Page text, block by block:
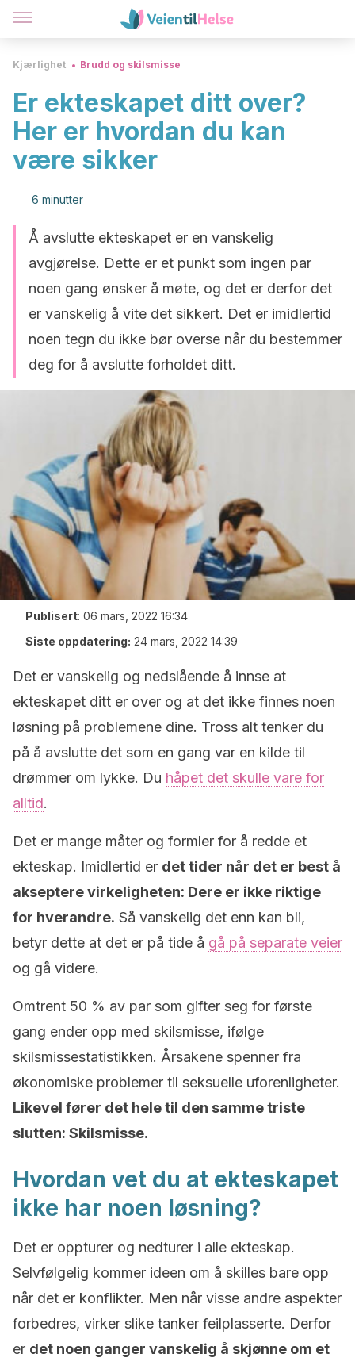
Kjærlighet Brudd og skilsmisse
Er ekteskapet ditt over?
Her er hvordan du kan
være sikker
6 minutter
Å avslutte ekteskapet er en vanskelig
avgjørelse. Dette er et punkt som ingen par
noen gang ønsker å møte, og det er derfor det
er vanskelig å vite det sikkert. Det er imidlertid
noen tegn du ikke bør overse når du bestemmer
deg for å avslutte forholdet ditt.
Publisert: 06 mars, 2022 16:34
Siste oppdatering: 24 mars, 2022 14:39
Det er vanskelig og nedslående å innse at
ekteskapet ditt er over og at det ikke finnes noen
løsning på problemene dine. Tross alt tenker du
på å avslutte det som en gang var en kilde til
drømmer om lykke. Du håpet det skulle vare for
alltid.
Det er mange måter og formler for å redde et
ekteskap. Imidlertid er det tider når det er best å
akseptere virkeligheten: Dere er ikke riktige
for hverandre. Så vanskelig det enn kan bli,
betyr dette at det er på tide å gå på separate veier
og gå videre.
Omtrent 50 % av par som gifter seg for første
gang ender opp med skilsmisse, ifølge
skilsmissestatistikken. Årsakene spenner fra
økonomiske problemer til seksuelle uforenligheter.
Likevel fører det hele til den samme triste
slutten: Skilsmisse.
Hvordan vet du at ekteskapet
ikke har noen løsning?
Det er oppturer og nedturer i alle ekteskap.
Selvfølgelig kommer ideen om å skilles bare opp
når det er konflikter. Men når visse andre aspekter
forbedres, virker slike tanker feilplasserte. Derfor
er det noen ganger vanskelig å skjønne om et